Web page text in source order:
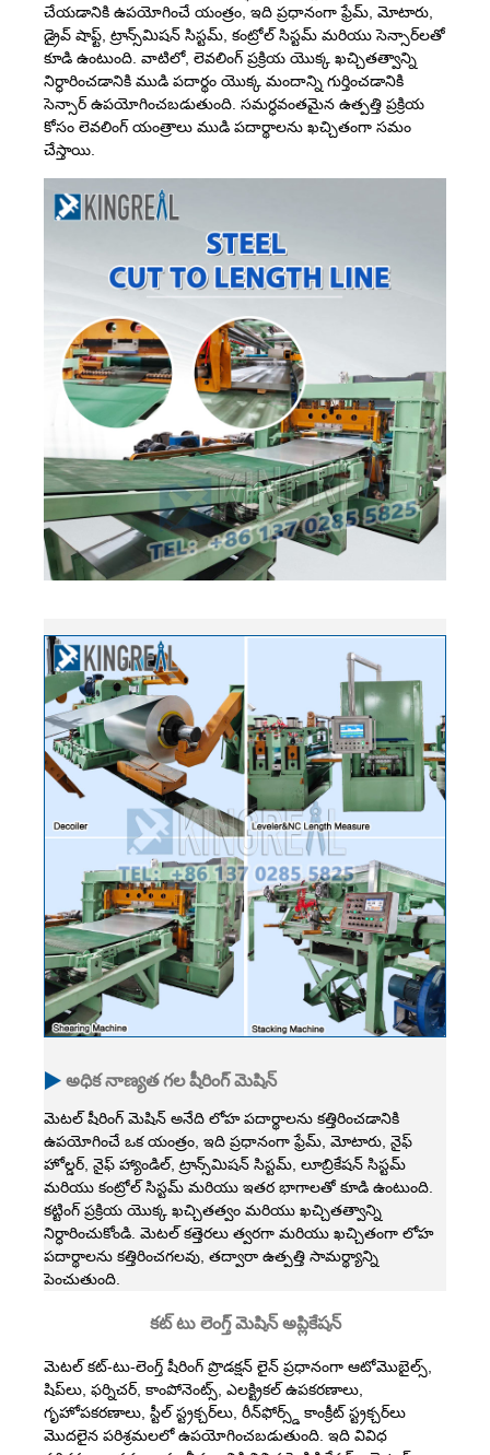
చేయడానికి ఉపయోగించే యంత్రం, ఇది ప్రధానంగా ఫ్రేమ్, మోటారు,
డ్రైవ్ షాఫ్ట్, ట్రాన్స్‌మిషన్ సిస్టమ్, కంట్రోల్ సిస్టమ్ మరియు సెన్సార్‌లతో
కూడి ఉంటుంది. వాటిలో, లెవలింగ్ ప్రక్రియ యొక్క ఖచ్చితత్వాన్ని
నిర్ధారించడానికి ముడి పదార్థం యొక్క మందాన్ని గుర్తించడానికి
సెన్సార్ ఉపయోగించబడుతుంది. సమర్ధవంతమైన ఉత్పత్తి ప్రక్రియ
కోసం లెవలింగ్ యంత్రాలు ముడి పదార్థాలను ఖచ్చితంగా సమం
చేస్తాయి.
అధిక నాణ్యత గల షీరింగ్ మెషిన్
మెటల్ షీరింగ్ మెషిన్ అనేది లోహ పదార్థాలను కత్తిరించడానికి
ఉపయోగించే ఒక యంత్రం, ఇది ప్రధానంగా ఫ్రేమ్, మోటారు, నైఫ్
హోల్డర్, నైఫ్ హ్యాండిల్, ట్రాన్స్‌మిషన్ సిస్టమ్, లూబ్రికేషన్ సిస్టమ్
మరియు కంట్రోల్ సిస్టమ్ మరియు ఇతర భాగాలతో కూడి ఉంటుంది.
కట్టింగ్ ప్రక్రియ యొక్క ఖచ్చితత్వం మరియు ఖచ్చితత్వాన్ని
నిర్ధారించుకోండి. మెటల్ కత్తెరలు త్వరగా మరియు ఖచ్చితంగా లోహ
పదార్థాలను కత్తిరించగలవు, తద్వారా ఉత్పత్తి సామర్థ్యాన్ని
పెంచుతుంది.
కట్ టు లెంగ్త్ మెషిన్ అప్లికేషన్
మెటల్ కట్-టు-లెంగ్త్ షీరింగ్ ప్రొడక్షన్ లైన్ ప్రధానంగా ఆటోమొబైల్స్,
షిప్‌లు, ఫర్నిచర్, కాంపోనెంట్స్, ఎలక్ట్రికల్ ఉపకరణాలు,
గృహోపకరణాలు, స్టీల్ స్ట్రక్చర్‌లు, రీన్‌ఫోర్స్డ్ కాంక్రీట్ స్ట్రక్చర్‌లు
మొదలైన పరిశ్రమలలో ఉపయోగించబడుతుంది. ఇది వివిధ